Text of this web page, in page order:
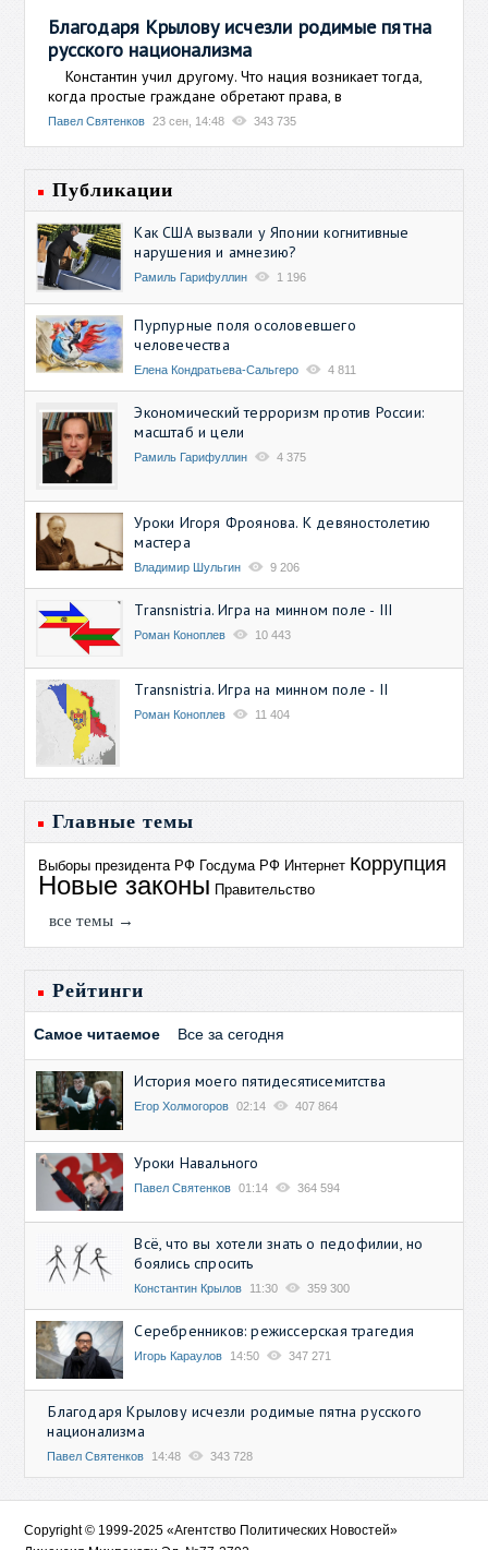
Благодаря Крылову исчезли родимые пятна
русского национализма
Константин учил другому. Что нация возникает тогда,
когда простые граждане обретают права, в
Павел Святенков 23 сен, 14:48 343 735
Публикации
Как США вызвали у Японии когнитивные
нарушения и амнезию?
Рамиль Гарифуллин 1 196
Пурпурные поля осоловевшего
человечества
Елена Кондратьева-Сальгеро 4 811
Экономический терроризм против России:
масштаб и цели
Рамиль Гарифуллин 4 375
Уроки Игоря Фроянова. К девяностолетию
мастера
Владимир Шульгин 9 206
Transnistria. Игра на минном поле - III
Роман Коноплев 10 443
Transnistria. Игра на минном поле - II
Роман Коноплев 11 404
Главные темы
Выборы президента РФ Госдума РФ Интернет Коррупция
Новые законы Правительство
все темы →
Рейтинги
Самое читаемое Все за сегодня
История моего пятидесятисемитства
Егор Холмогоров 02:14 407 864
Уроки Навального
Павел Святенков 01:14 364 594
Всё, что вы хотели знать о педофилии, но
боялись спросить
Константин Крылов 11:30 359 300
Серебренников: режиссерская трагедия
Игорь Караулов 14:50 347 271
Благодаря Крылову исчезли родимые пятна русского
национализма
Павел Святенков 14:48 343 728
Copyright © 1999-2025 «Агентство Политических Новостей»